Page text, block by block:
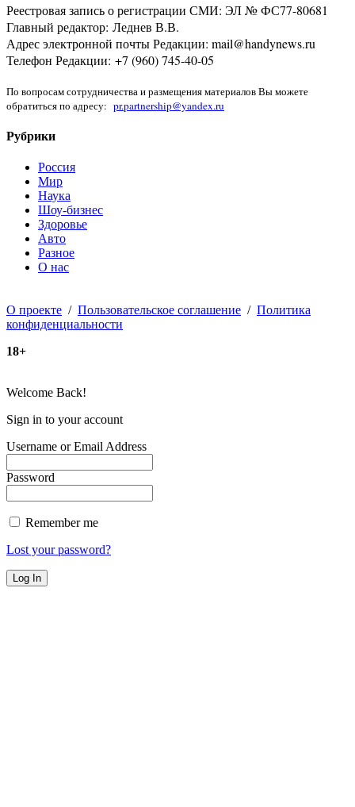
Реестровая запись о регистрации СМИ: ЭЛ № ФС77-80681
Главный редактор: Леднев В.В.
Адрес электронной почты Редакции: mail@handynews.ru
Телефон Редакции: +7 (960) 745-40-05
По вопросам сотрудничества и размещения материалов Вы можете
обратиться по адресу: pr.partnership@yandex.ru
Рубрики
Россия
Мир
Наука
Шоу-бизнес
Здоровье
Авто
Разное
О нас
О проекте / Пользовательское соглашение / Политика
конфиденциальности
18+
Welcome Back!
Sign in to your account
Username or Email Address
Password
Remember me
Lost your password?